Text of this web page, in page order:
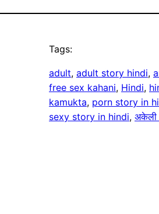
Tags:
adult, adult story hindi,
free sex kahani, Hindi,
kamukta, porn story in
sexy story in hindi, अकेली